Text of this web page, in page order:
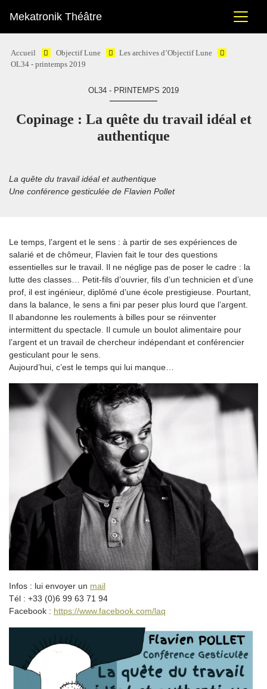
Mekatronik Théâtre
Accueil Objectif Lune
Les archives d’Objectif Lune
OL34 - printemps 2019
OL34 - PRINTEMPS 2019
Copinage : La quête du travail idéal et
authentique
La quête du travail idéal et authentique
Une conférence gesticulée de Flavien Pollet
Le temps, l’argent et le sens : à partir de ses expériences de
salarié et de chômeur, Flavien fait le tour des questions
essentielles sur le travail. Il ne néglige pas de poser le cadre : la
lutte des classes… Petit-fils d’ouvrier, fils d’un technicien et d’une
prof, il est ingénieur, diplômé d’une école prestigieuse. Pourtant,
dans la balance, le sens a fini par peser plus lourd que l’argent.
Il abandonne les roulements à billes pour se réinventer
intermittent du spectacle. Il cumule un boulot alimentaire pour
l’argent et un travail de chercheur indépendant et conférencier
gesticulant pour le sens.
Aujourd’hui, c’est le temps qui lui manque…
Infos : lui envoyer un mail
Tél : +33 (0)6 99 63 71 94
Facebook : https://www.facebook.com/laq